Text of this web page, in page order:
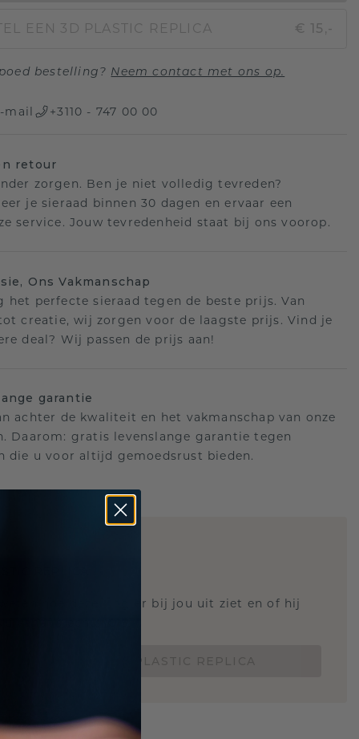
EEN 3D PLASTIC REPLICA € 15,-
bestelling? Neem contact met ons op.
mail +3110 - 747 00 00
retour
zorgen. Ben je niet volledig tevreden?
je sieraad binnen 30 dagen en ervaar een
service. Jouw tevredenheid staat bij ons voorop.
Ons Vakmanschap
het perfecte sieraad tegen de beste prijs. Van
creatie, wij zorgen voor de laagste prijs. Vind je
deal? Wij passen de prijs aan!
garantie
achter de kwaliteit en het vakmanschap van onze
Daarom: gratis levenslange garantie tegen
die u voor altijd gemoedsrust bieden.
hoe deze ring er bij jou uit ziet en of hij